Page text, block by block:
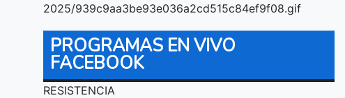
2025/939c9aa3be93e036a2cd515c84ef9f08.gif
PROGRAMAS EN VIVO
FACEBOOK
RESISTENCIA